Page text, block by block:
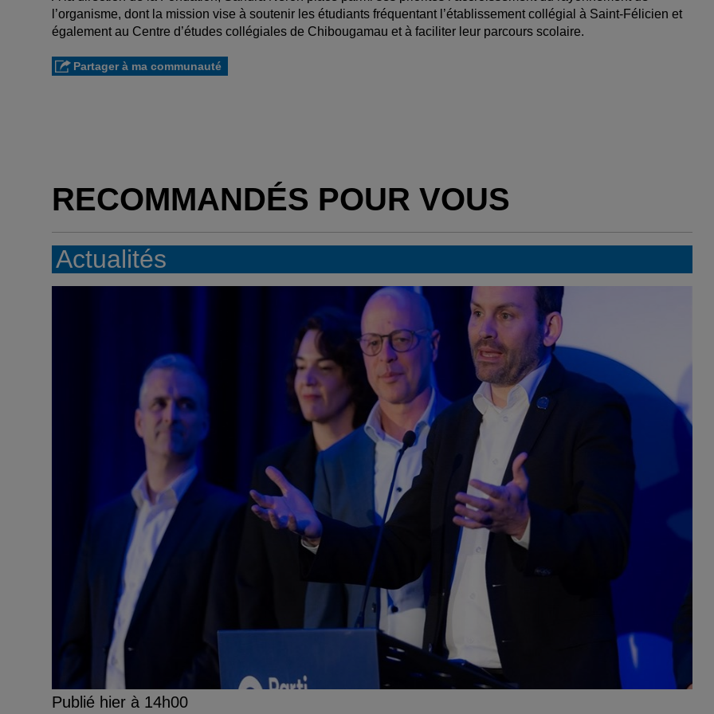
l’organisme, dont la mission vise à soutenir les étudiants fréquentant l’établissement collégial à Saint-Félicien et
également au Centre d’études collégiales de Chibougamau et à faciliter leur parcours scolaire.
Partager à ma communauté
RECOMMANDÉS POUR VOUS
Actualités
Publié hier à 14h00